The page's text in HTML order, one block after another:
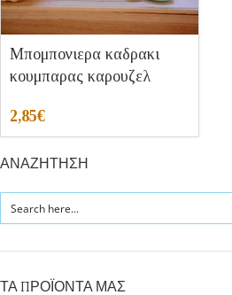
Μπομπονιερα καδρακι
κουμπαρας καρουζελ
2,85€
ΑΝΑΖΗΤΗΣΗ
ΤΑ ΠΡΟΪΟΝΤΑ ΜΑΣ